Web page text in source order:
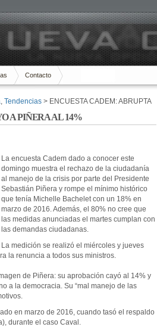
Contacto
, Tendencias > ENCUESTA CADEM: ABRUPTA
A PIÑERA AL 14%
La encuesta Cadem dado a conocer este
domingo muestra el rechazo de la ciudadanía
al manejo de la crisis por parte del Presidente
Sebastián Piñera y rompe el mínimo histórico
que tenía Michelle Bachelet con un 18% en
marzo de 2016. Además, el 80% no cree que
las medidas anunciadas el martes cumplan con
las demandas ciudadanas.
La medición se realizó el miércoles y jueves
la renuncia a todos sus ministros.
de Piñera: su aprobación cayó al 14% y
a la democracia. Su “mal manejo de las
en marzo de 2016, cuando tasó el respaldo
durante el caso Caval.